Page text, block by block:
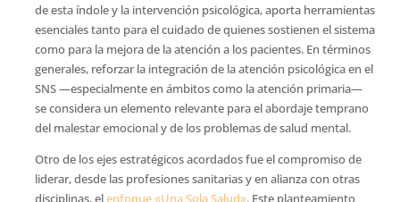
de esta índole y la intervención psicológica, aporta herramientas
esenciales tanto para el cuidado de quienes sostienen el sistema
como para la mejora de la atención a los pacientes. En términos
generales, reforzar la integración de la atención psicológica en el
SNS —especialmente en ámbitos como la atención primaria—
se considera un elemento relevante para el abordaje temprano
del malestar emocional y de los problemas de salud mental.
Otro de los ejes estratégicos acordados fue el compromiso de
liderar, desde las profesiones sanitarias y en alianza con otras
disciplinas, elenfoque «Una Sola Salud». Este planteamiento